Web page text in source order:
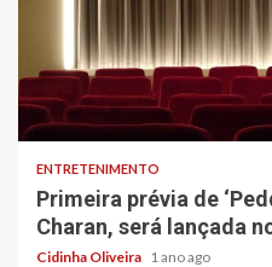
3 min read
ENTRETENIMENTO
Primeira prévia de
Charan, será lançada
Cidinha Oliveira 1 ano ago